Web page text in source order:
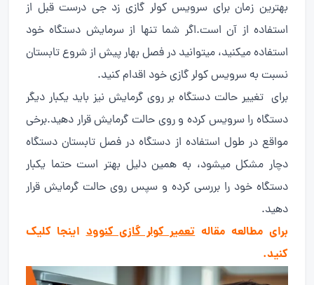
بهترین زمان برای سرویس کولر گازی زد جی درست قبل از
استفاده از آن است.اگر شما تنها از سرمایش دستگاه خود
استفاده میکنید، میتوانید در فصل بهار پیش از شروع تابستان
نسبت به سرویس کولر گازی خود اقدام کنید.
برای تغییر حالت دستگاه بر روی گرمایش نیز باید یکبار دیگر
دستگاه را سرویس کرده و روی حالت گرمایش قرار دهید.برخی
مواقع در طول استفاده از دستگاه در فصل تابستان دستگاه
دچار مشکل میشود، به همین دلیل بهتر است حتما یکبار
دستگاه خود را بررسی کرده و سپس روی حالت گرمایش قرار
دهید.
برای مطالعه مقالهتعمیر کولر گازی کنووداینجا کلیک
کنید.